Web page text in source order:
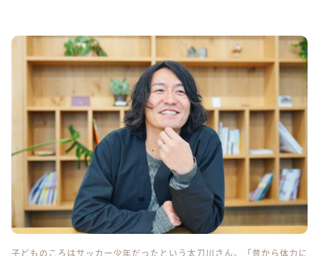
子どものころはサッカー少年だったという太刀川さん。「昔から体力に